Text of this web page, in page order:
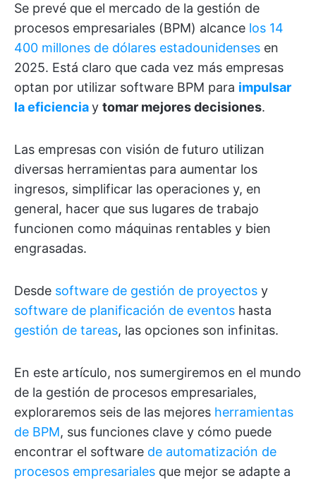
Se prevé que el mercado de la gestión de
procesos empresariales (BPM) alcance los 14
400 millones de dólares estadounidenses en
2025. Está claro que cada vez más empresas
optan por utilizar software BPM para impulsar
la eficienciay tomar mejores decisiones.
Las empresas con visión de futuro utilizan
diversas herramientas para aumentar los
ingresos, simplificar las operaciones y, en
general, hacer que sus lugares de trabajo
funcionen como máquinas rentables y bien
engrasadas.
Desde software de gestión de proyectos y
software de planificación de eventos hasta
gestión de tareas, las opciones son infinitas.
En este artículo, nos sumergiremos en el mundo
de la gestión de procesos empresariales,
exploraremos seis de las mejores herramientas
de BPM, sus funciones clave y cómo puede
encontrar el software de automatización de
procesos empresariales que mejor se adapte a